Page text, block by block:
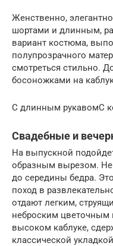
Женственно,
шортами и длинным,
вариант костюма,
полупрозрачного
смотреться стильно.
босоножками на
С длинным рукавомС
Свадебные и
На выпускной
образным вырезом. Не
до середины бедра.
поход в
отдают легким,
неброским
высоком каблуке,
классической